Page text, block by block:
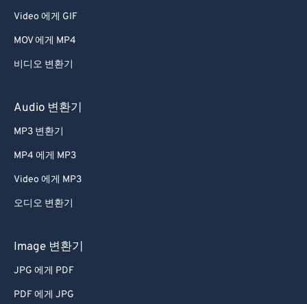
Video 에게 GIF
MOV 에게 MP4
비디오 변환기
Audio 변환기
MP3 변환기
MP4 에게 MP3
Video 에게 MP3
오디오 변환기
Image 변환기
JPG 에게 PDF
PDF 에게 JPG